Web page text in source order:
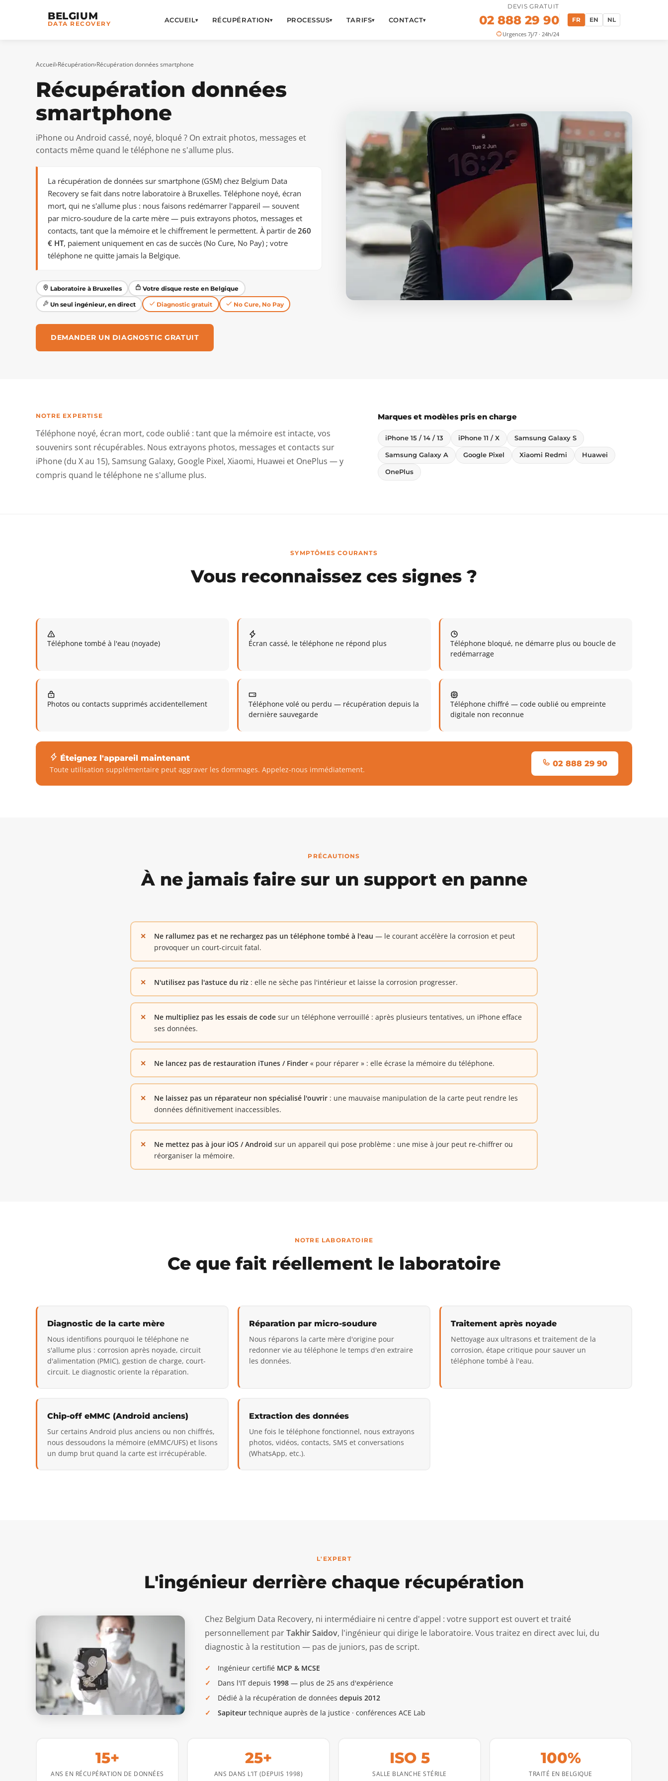
BELGIUM
DATA RECOVERY ACCUEIL▾ RÉCUPÉRATION▾ PROCESSUS▾ TARIFS▾ CONTACT▾
DEVIS GRATUIT
02 888 29 90
Urgences 7j/7 · 24h/24
FR EN NL
Accueil›Récupération›Récupération données smartphone
Récupération données
smartphone
iPhone ou Android cassé, noyé, bloqué ? On extrait photos, messages et
contacts même quand le téléphone ne s'allume plus.
La récupération de données sur smartphone (GSM) chez Belgium Data
Recovery se fait dans notre laboratoire à Bruxelles. Téléphone noyé, écran
mort, qui ne s'allume plus : nous faisons redémarrer l'appareil — souvent
par micro-soudure de la carte mère — puis extrayons photos, messages et
contacts, tant que la mémoire et le chiffrement le permettent. À partir de 260
€ HT, paiement uniquement en cas de succès (No Cure, No Pay) ; votre
téléphone ne quitte jamais la Belgique.
Laboratoire à Bruxelles Votre disque reste en Belgique
Un seul ingénieur, en direct Diagnostic gratuit No Cure, No Pay
DEMANDER UN DIAGNOSTIC GRATUIT
NOTRE EXPERTISE
Téléphone noyé, écran mort, code oublié : tant que la mémoire est intacte, vos
souvenirs sont récupérables. Nous extrayons photos, messages et contacts sur
iPhone (du X au 15), Samsung Galaxy, Google Pixel, Xiaomi, Huawei et OnePlus — y
compris quand le téléphone ne s'allume plus.
Marques et modèles pris en charge
iPhone 15 / 14 / 13 iPhone 11 / X Samsung Galaxy S
Samsung Galaxy A Google Pixel Xiaomi Redmi Huawei
OnePlus
SYMPTÔMES COURANTS
Vous reconnaissez ces signes ?
Téléphone tombé à l'eau (noyade) Écran cassé, le téléphone ne répond plus
Téléphone bloqué, ne démarre plus ou boucle de
redémarrage
Photos ou contacts supprimés accidentellement
Téléphone volé ou perdu — récupération depuis la
dernière sauvegarde
Téléphone chiffré — code oublié ou empreinte
digitale non reconnue
Éteignez l'appareil maintenant
Toute utilisation supplémentaire peut aggraver les dommages. Appelez-nous immédiatement.
02 888 29 90
PRÉCAUTIONS
À ne jamais faire sur un support en panne
Ne rallumez pas et ne rechargez pas un téléphone tombé à l'eau — le courant accélère la corrosion et peut
provoquer un court-circuit fatal.
N'utilisez pas l'astuce du riz : elle ne sèche pas l'intérieur et laisse la corrosion progresser.
Ne multipliez pas les essais de codesur un téléphone verrouillé : après plusieurs tentatives, un iPhone efface
ses données.
Ne lancez pas de restauration iTunes / Finder« pour réparer » : elle écrase la mémoire du téléphone.
Ne laissez pas un réparateur non spécialisé l'ouvrir: une mauvaise manipulation de la carte peut rendre les
données définitivement inaccessibles.
Ne mettez pas à jour iOS / Android sur un appareil qui pose problème : une mise à jour peut re-chiffrer ou
réorganiser la mémoire.
NOTRE LABORATOIRE
Ce que fait réellement le laboratoire
Diagnostic de la carte mère
Nous identifions pourquoi le téléphone ne
s'allume plus : corrosion après noyade, circuit
d'alimentation (PMIC), gestion de charge, court-
circuit. Le diagnostic oriente la réparation.
Réparation par micro-soudure
Nous réparons la carte mère d'origine pour
redonner vie au téléphone le temps d'en extraire
les données.
Traitement après noyade
Nettoyage aux ultrasons et traitement de la
corrosion, étape critique pour sauver un
téléphone tombé à l'eau.
Chip-off eMMC (Android anciens)
Sur certains Android plus anciens ou non chiffrés,
nous dessoudons la mémoire (eMMC/UFS) et lisons
un dump brut quand la carte est irrécupérable.
Extraction des données
Une fois le téléphone fonctionnel, nous extrayons
photos, vidéos, contacts, SMS et conversations
(WhatsApp, etc.).
L'EXPERT
L'ingénieur derrière chaque récupération
Chez Belgium Data Recovery, ni intermédiaire ni centre d'appel : votre support est ouvert et traité
personnellement parTakhir Saidov, l'ingénieur qui dirige le laboratoire. Vous traitez en direct avec lui, du
diagnostic à la restitution — pas de juniors, pas de script.
Ingénieur certifié MCP & MCSE
Dans l'IT depuis 1998 — plus de 25 ans d'expérience
Dédié à la récupération de données depuis 2012
Sapiteur technique auprès de la justice · conférences ACE Lab
15+
ANS EN RÉCUPÉRATION DE DONNÉES
25+
ANS DANS L’IT (DEPUIS 1998)
ISO 5
SALLE BLANCHE STÉRILE
100%
TRAITÉ EN BELGIQUE